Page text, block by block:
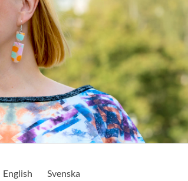
English Svenska